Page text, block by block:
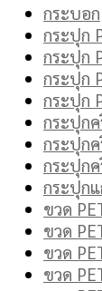
กระบอก
กระปุก
กระปุก
กระปุก
กระปุก
กระปุก
กระปุก
กระปุก
กระปุก
ขวด
ขวด
ขวด
ขวด